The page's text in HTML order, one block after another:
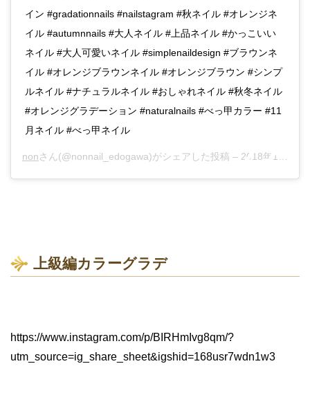
イン #gradationnails #nailstagram #秋ネイル #オレンジネ
イル #autumnnails #大人ネイル #上品ネイル #かっこいい
ネイル #大人可愛いネイル #simplenaildesign #ブラウンネ
イル #オレンジブラウンネイル #オレンジブラウン #シンプ
ルネイル #ナチュラルネイル #おしゃれネイル #秋冬ネイル
#オレンジグラデーション #naturalnails #べっ甲カラー #11
月ネイル #べっ甲ネイル
nonさん(@nonnail_edogawa)がシェアした投稿 – 2018年11月月4日午後12時39分PST
上級編カラーグラデ
https://www.instagram.com/p/BIRHmIvg8qm/?
utm_source=ig_share_sheet&igshid=168usr7wdn1w3